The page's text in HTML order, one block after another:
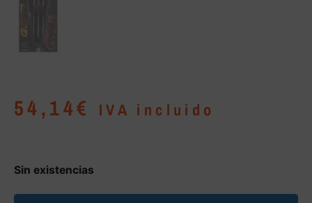
54,14€ IVA incluido
Sin existencias